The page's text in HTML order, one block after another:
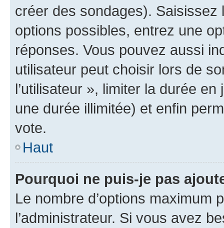
créer des sondages).
options possibles, entrez une
réponses. Vous pouvez aussi
utilisateur peut choisir lors de
l’utilisateur », limiter la durée
une durée illimitée) et enfin
vote.
Haut
Pourquoi ne puis-je pas
Le nombre d’options maximum
l’administrateur. Si vous avez